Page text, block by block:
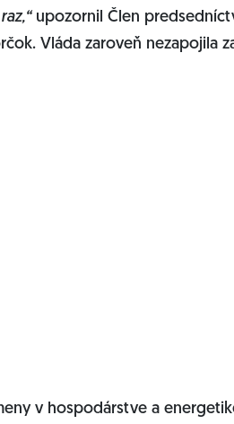
upozornil Člen
Vláda zaroveň nezapojila
v hospodárstve a